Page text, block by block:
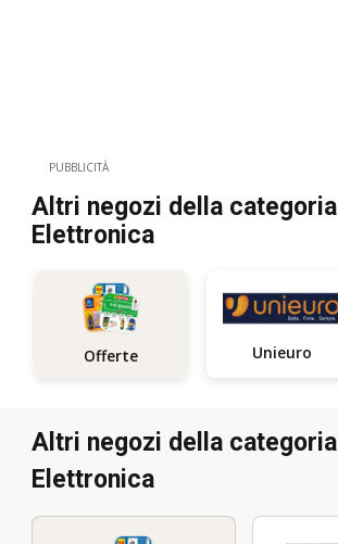
PUBBLICITÀ
Altri negozi della categoria
Elettronica
Offerte Unieuro
Altri negozi della categoria
Elettronica